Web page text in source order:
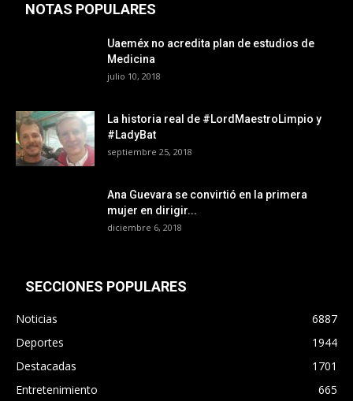
NOTAS POPULARES
Uaeméx no acredita plan de estudios de
Medicina
julio 10, 2018
La historia real de #LordMaestroLimpio y
#LadyBat
septiembre 25, 2018
Ana Guevara se convirtió en la primera
mujer en dirigir...
diciembre 6, 2018
SECCIONES POPULARES
Noticias
6887
Deportes
1944
Destacadas
1701
Entretenimiento
665